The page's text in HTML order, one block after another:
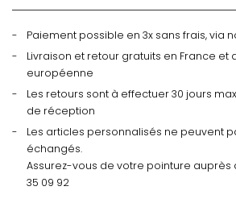
Paiement possible en 3x sans frais, via
Livraison et retour gratuits en France et
européenne
Les retours sont à effectuer 30 jours
de réception
Les articles personnalisés ne peuvent
échangés.
Assurez-vous de votre pointure auprès
35 09 92